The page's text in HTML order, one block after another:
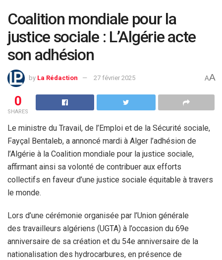
Coalition mondiale pour la
justice sociale : L’Algérie acte
son adhésion
by La Rédaction 27 février 2025 AA
0
SHARES
Le ministre du Travail, de l’Emploi et de la Sécurité sociale,
Fayçal Bentaleb, a annoncé mardi à Alger l’adhésion de
l’Algérie à la Coalition mondiale pour la justice sociale,
affirmant ainsi sa volonté de contribuer aux efforts
collectifs en faveur d’une justice sociale équitable à travers
le monde.
Lors d’une cérémonie organisée par l’Union générale
des travailleurs algériens (UGTA) à l’occasion du 69e
anniversaire de sa création et du 54e anniversaire de la
nationalisation des hydrocarbures, en présence de